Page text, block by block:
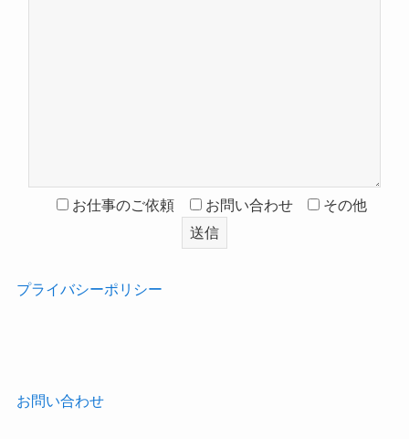
お仕事のご依頼 お問い合わせ その他
プライバシーポリシー
お問い合わせ